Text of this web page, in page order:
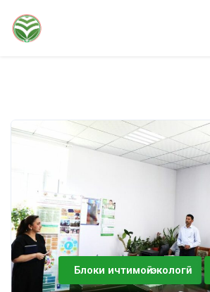
Блоки ичтимоӣ-экологӣ